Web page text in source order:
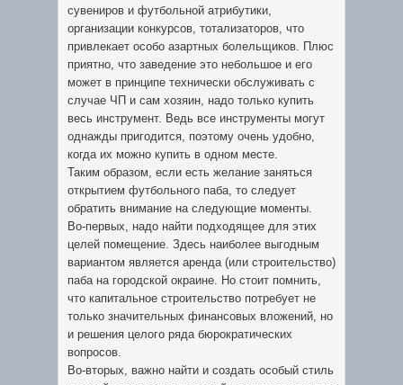
сувениров и футбольной атрибутики,
организации конкурсов, тотализаторов, что
привлекает особо азартных болельщиков. Плюс
приятно, что заведение это небольшое и его
может в принципе технически обслуживать с
случае ЧП и сам хозяин, надо только купить
весь инструмент. Ведь все инструменты могут
однажды пригодится, поэтому очень удобно,
когда их можно купить в одном месте.
Таким образом, если есть желание заняться
открытием футбольного паба, то следует
обратить внимание на следующие моменты.
Во-первых, надо найти подходящее для этих
целей помещение. Здесь наиболее выгодным
вариантом является аренда (или строительство)
паба на городской окраине. Но стоит помнить,
что капитальное строительство потребует не
только значительных финансовых вложений, но
и решения целого ряда бюрократических
вопросов.
Во-вторых, важно найти и создать особый стиль